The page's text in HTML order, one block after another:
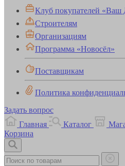
Клуб покупателей «Ваш
Строителям
Организациям
Программа «Новосёл»
Поставщикам
Политика
Задать вопрос
Главная
Каталог
Корзина